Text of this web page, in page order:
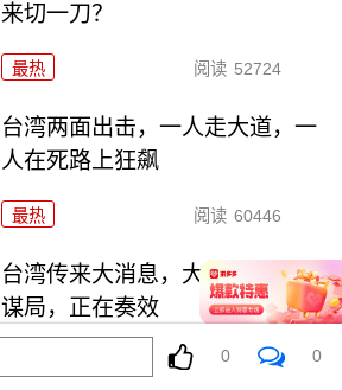
来切一刀？
最热 阅读 52724
台湾两面出击，一人走大道，一
人在死路上狂飙
最热 阅读 60446
台湾传来大消息，大陆对台主动
谋局，正在奏效
阅读 61212
0 0